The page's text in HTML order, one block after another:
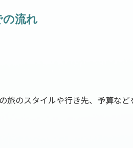
の流れ
旅のスタイルや行き先、予算な